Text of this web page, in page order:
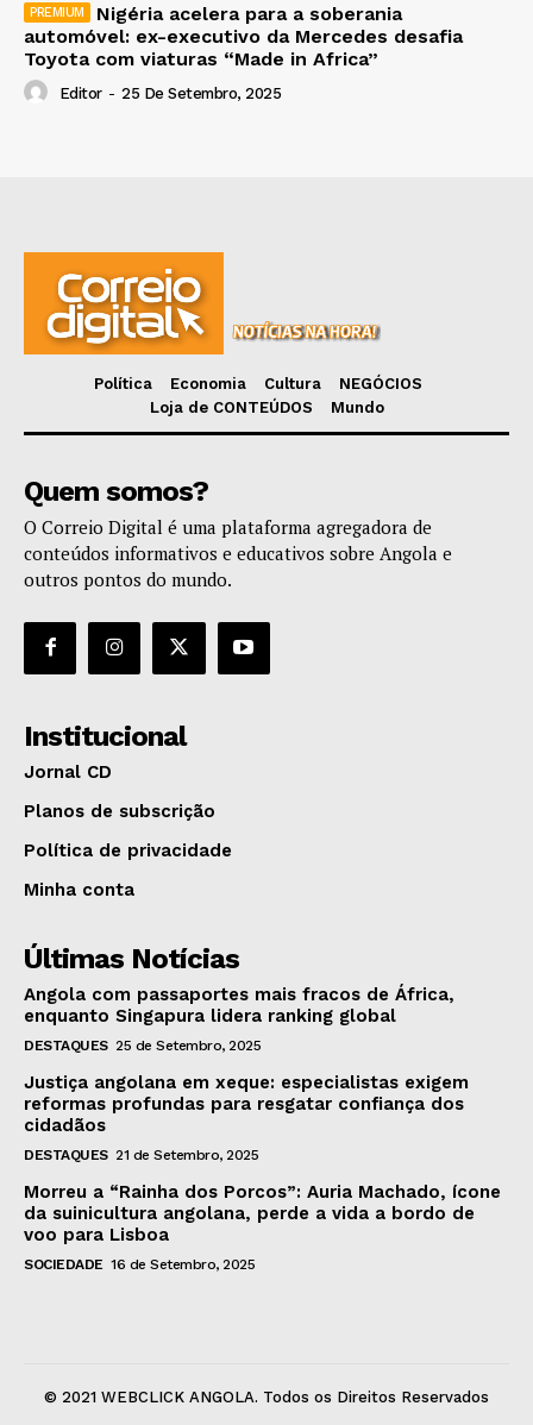
Nigéria acelera para a soberania
automóvel: ex-executivo da Mercedes desafia
Toyota com viaturas “Made in Africa”
Editor - 25 De Setembro, 2025
Política Economia Cultura
NEGÓCIOS
Loja de CONTEÚDOS
Mundo
Quem somos?
O Correio Digital é uma plataforma agregadora de
conteúdos informativos e educativos sobre Angola e
outros pontos do mundo.
Institucional
Jornal CD
Planos de subscrição
Política de privacidade
Minha conta
Últimas Notícias
Angola com passaportes mais fracos de África,
enquanto Singapura lidera ranking global
DESTAQUES 25 de Setembro, 2025
Justiça angolana em xeque: especialistas exigem
reformas profundas para resgatar confiança dos
cidadãos
DESTAQUES 21 de Setembro, 2025
Morreu a “Rainha dos Porcos”: Auria Machado, ícone
da suinicultura angolana, perde a vida a bordo de
voo para Lisboa
SOCIEDADE 16 de Setembro, 2025
© 2021 WEBCLICK ANGOLA. Todos os Direitos Reservados